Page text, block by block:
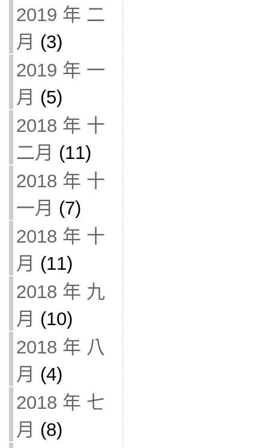
2019 年 二
月 (3)
2019 年 一
月 (5)
2018 年 十
二月 (11)
2018 年 十
一月 (7)
2018 年 十
月 (11)
2018 年 九
月 (10)
2018 年 八
月 (4)
2018 年 七
月 (8)